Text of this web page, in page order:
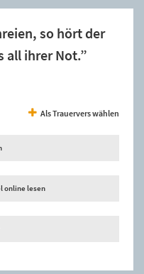
so hört der
all ihrer Not.”
Als Trauervers wählen
online lesen